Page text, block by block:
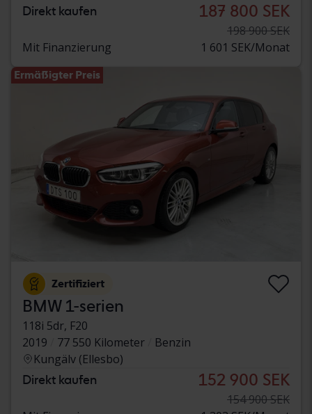
Direkt kaufen 187 800 SEK
198 900 SEK
Mit Finanzierung
1 601 SEK/Monat
Ermäßigter Preis
Zertifiziert
BMW 1-serien
118i 5dr, F20
2019
77 550 Kilometer
Benzin
Kungälv (Ellesbo)
Direkt kaufen 152 900 SEK
154 900 SEK